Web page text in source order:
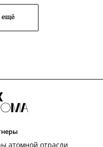
ещё
атомной отрасли